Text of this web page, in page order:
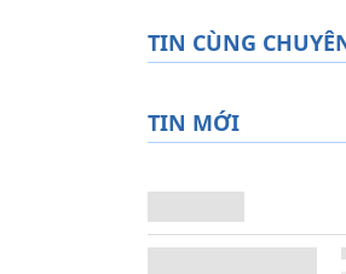
TIN CÙNG
TIN MỚI